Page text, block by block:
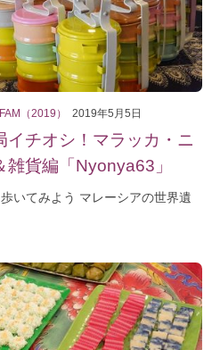
（2019） 2019年5月5日
イチオシ！マラッカ・ニ
貨編「Nyonya63」
いてみよう マレーシアの世界遺